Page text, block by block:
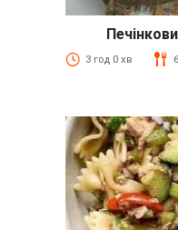
3 год 0 хв 6